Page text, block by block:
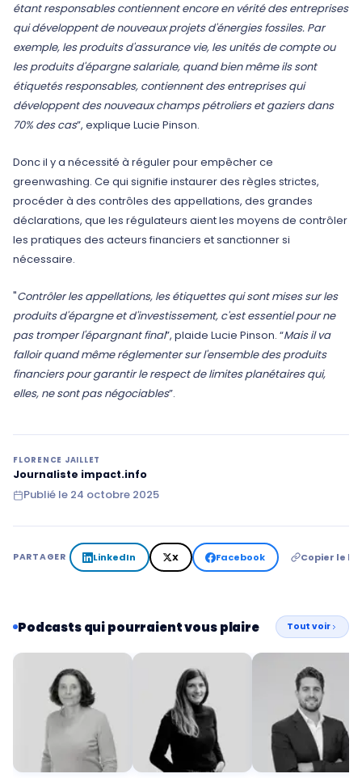
étant responsables contiennent encore en vérité des entreprises
qui développent de nouveaux projets d'énergies fossiles. Par
exemple, les produits d'assurance vie, les unités de compte ou
les produits d'épargne salariale, quand bien même ils sont
étiquetés responsables, contiennent des entreprises qui
développent des nouveaux champs pétroliers et gaziers dans
70% des cas”, explique Lucie Pinson.
Donc il y a nécessité à réguler pour empêcher ce
greenwashing. Ce qui signifie instaurer des règles strictes,
procéder à des contrôles des appellations, des grandes
déclarations, que les régulateurs aient les moyens de contrôler
les pratiques des acteurs financiers et sanctionner si
nécessaire.
"Contrôler les appellations, les étiquettes qui sont mises sur les
produits d'épargne et d'investissement, c'est essentiel pour ne
pas tromper l'épargnant final”, plaide Lucie Pinson. “Mais il va
falloir quand même réglementer sur l'ensemble des produits
financiers pour garantir le respect de limites planétaires qui,
elles, ne sont pas négociables”.
FLORENCE JAILLET
Journaliste impact.info
Publié le 24 octobre 2025
PARTAGER LinkedIn X Facebook Copier le
Podcasts qui pourraient vous plaire Tout voir